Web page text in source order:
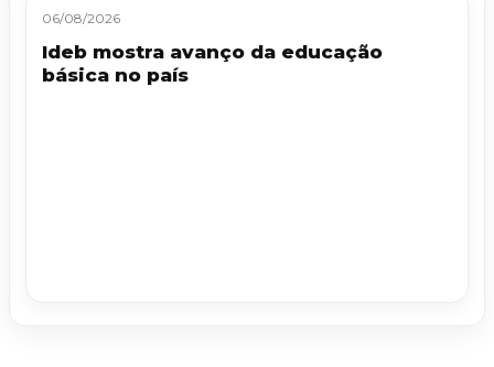
06/08/2026
Ideb mostra avanço da educação
básica no país